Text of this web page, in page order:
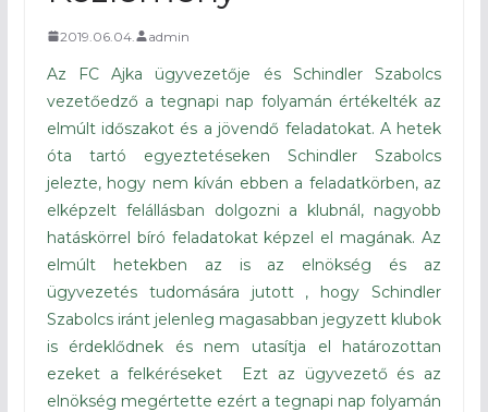
2019.06.04. admin
Az FC Ajka ügyvezetője és Schindler Szabolcs
vezetőedző a tegnapi nap folyamán értékelték az
elmúlt időszakot és a jövendő feladatokat. A hetek
óta tartó egyeztetéseken Schindler Szabolcs
jelezte, hogy nem kíván ebben a feladatkörben, az
elképzelt felállásban dolgozni a klubnál, nagyobb
hatáskörrel bíró feladatokat képzel el magának. Az
elmúlt hetekben az is az elnökség és az
ügyvezetés tudomására jutott , hogy Schindler
Szabolcs iránt jelenleg magasabban jegyzett klubok
is érdeklődnek és nem utasítja el határozottan
ezeket a felkéréseket Ezt az ügyvezető és az
elnökség megértette ezért a tegnapi nap folyamán